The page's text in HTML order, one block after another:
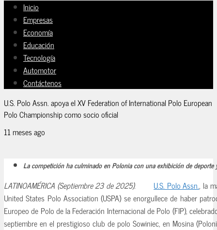
Inicio
Empresas
Economía
Educación
Tecnología
Automotor
Contáctenos
U.S. Polo Assn. apoya el XV Federation of International Polo European
Polo Championship como socio oficial
11 meses ago
La competición ha culminado en Polonia con una exhibición de
LATINOAMÉRICA (Septiembre 23 de 2025). U.S. Polo Assn., la
United States Polo Association (USPA) se enorgullece de haber
Europeo de Polo de la Federación Internacional de Polo (FIP),
septiembre en el prestigioso club de polo Sowiniec, en Mosina